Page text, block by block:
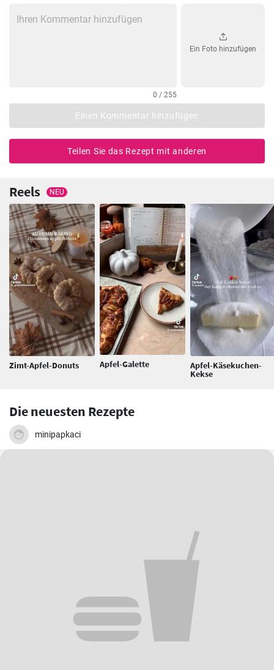
0 / 255
Ein Foto hinzufügen
Einen Kommentar hinzufügen
Teilen Sie das Rezept mit anderen
Reels NEU
Zimt-Apfel-Donuts Apfel-Galette Apfel-Käsekuchen-
Kekse
Die neuesten Rezepte
minipapkaci